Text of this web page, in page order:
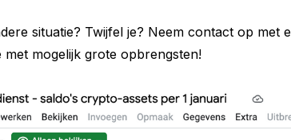
situatie? Twijfel je? Neem contact op met
met mogelijk grote opbrengsten!